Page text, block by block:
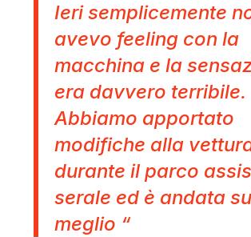
Ieri semplicemente
avevo feeling con la
macchina e la
era davvero terribile.
Abbiamo apportato
modifiche alla
durante il parco
serale ed è andata
meglio “